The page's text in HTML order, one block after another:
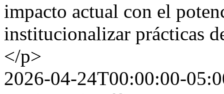
impacto actual con el
institucionalizar prácticas
</p>
2026-04-24T00:00:00-